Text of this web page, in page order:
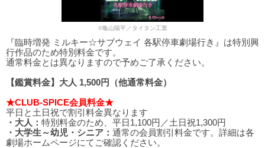
©亀山陽平／タイタン工業
『臨時増発 ミルキー☆サブウェイ 各駅停車劇場行き』は特別興
行作品のため特別料金です。
通常料金とは異なりますので予めご了承ください。
【鑑賞料金】大人 1,500円（他通常料金）
★CLUB-SPICE会員料金★
平日と土日祝で割引料金異なります
・大人： 特別料金のため、平日1,100円／土日祝1,300円
・大学生～幼児・シニア： 通常の会員割引料金です。詳細は各
劇場ホームページにてご確認ください。